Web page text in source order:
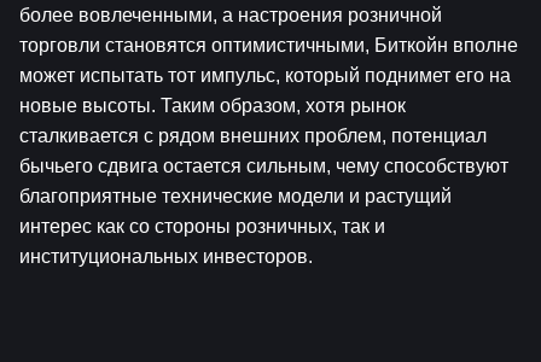
более вовлеченными, а настроения розничной
торговли становятся оптимистичными, Биткойн вполне
может испытать тот импульс, который поднимет его на
новые высоты. Таким образом, хотя рынок
сталкивается с рядом внешних проблем, потенциал
бычьего сдвига остается сильным, чему способствуют
благоприятные технические модели и растущий
интерес как со стороны розничных, так и
институциональных инвесторов.